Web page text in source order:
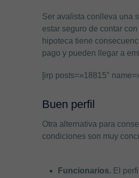
Ser avalista conlleva una
estar seguro de contar
hipoteca tiene
pago y pueden llegar a
[irp posts=»18815″
Buen perfil
Otra alternativa para
condiciones son muy
Funcionarios. El